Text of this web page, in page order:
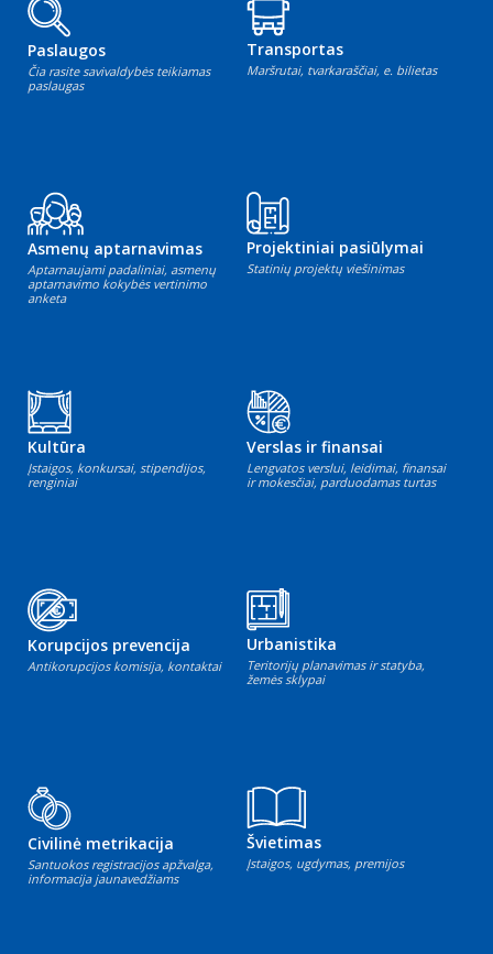
Paslaugos
Čia rasite savivaldybės teikiamas
paslaugas
Transportas
Maršrutai, tvarkaraščiai, e. bilietas
Asmenų aptarnavimas
Aptarnaujami padaliniai, asmenų
aptarnavimo kokybės vertinimo
anketa
Projektiniai pasiūlymai
Statinių projektų viešinimas
Kultūra
Įstaigos, konkursai, stipendijos,
renginiai
Verslas ir finansai
Lengvatos verslui, leidimai, finansai
ir mokesčiai, parduodamas turtas
Korupcijos prevencija
Antikorupcijos komisija, kontaktai
Urbanistika
Teritorijų planavimas ir statyba,
žemės sklypai
Civilinė metrikacija
Santuokos registracijos apžvalga,
informacija jaunavedžiams
Švietimas
Įstaigos, ugdymas, premijos